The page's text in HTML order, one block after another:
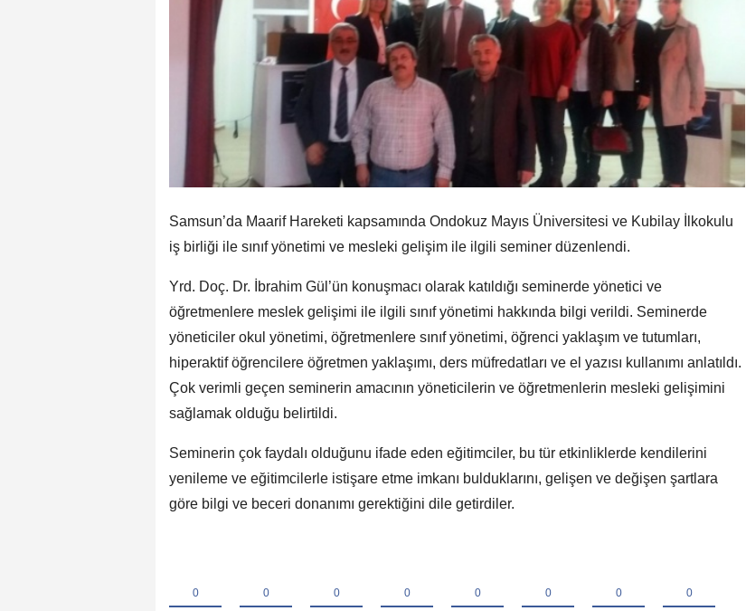
Samsun’da Maarif Hareketi kapsamında Ondokuz Mayıs Üniversitesi ve Kubilay İlkokulu
iş birliği ile sınıf yönetimi ve mesleki gelişim ile ilgili seminer düzenlendi.
Yrd. Doç. Dr. İbrahim Gül’ün konuşmacı olarak katıldığı seminerde yönetici ve
öğretmenlere meslek gelişimi ile ilgili sınıf yönetimi hakkında bilgi verildi. Seminerde
yöneticiler okul yönetimi, öğretmenlere sınıf yönetimi, öğrenci yaklaşım ve tutumları,
hiperaktif öğrencilere öğretmen yaklaşımı, ders müfredatları ve el yazısı kullanımı anlatıldı.
Çok verimli geçen seminerin amacının yöneticilerin ve öğretmenlerin mesleki gelişimini
sağlamak olduğu belirtildi.
Seminerin çok faydalı olduğunu ifade eden eğitimciler, bu tür etkinliklerde kendilerini
yenileme ve eğitimcilerle istişare etme imkanı bulduklarını, gelişen ve değişen şartlara
göre bilgi ve beceri donanımı gerektiğini dile getirdiler.